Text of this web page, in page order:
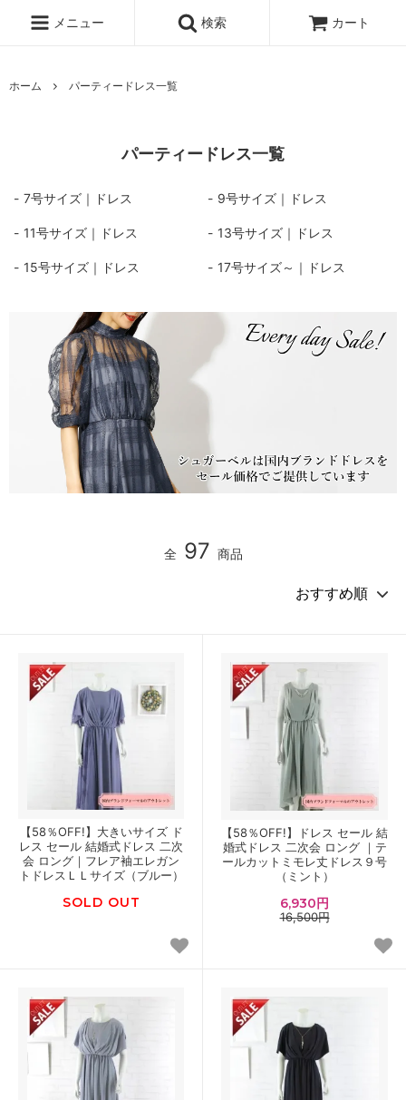
メニュー 検索 カート
ホーム パーティードレス一覧
パーティードレス一覧
7号サイズ｜ドレス 9号サイズ｜ドレス
11号サイズ｜ドレス 13号サイズ｜ドレス
15号サイズ｜ドレス 17号サイズ～｜ドレス
全 97 商品
【58％OFF!】大きいサイズ ド
レス セール 結婚式ドレス 二次
会 ロング｜フレア袖エレガン
トドレスＬＬサイズ（ブルー）
SOLD OUT
【58％OFF!】ドレス セール 結
婚式ドレス 二次会 ロング ｜テ
ールカットミモレ丈ドレス９号
（ミント）
6,930円
16,500円